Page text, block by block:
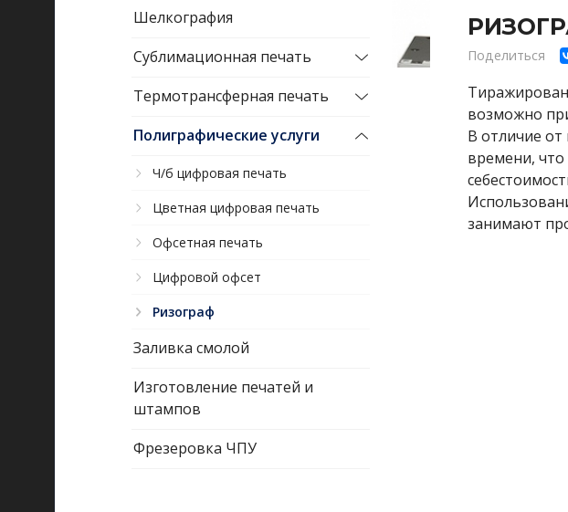
Шелкография
Сублимационная печать
Термотрансферная печать
Полиграфические услуги
Ч/б цифровая печать
Цветная цифровая печать
Офсетная печать
Цифровой офсет
Ризограф
Заливка смолой
Изготовление печатей и
штампов
Фрезеровка ЧПУ
Поделиться
возможно
В отличие от
времени,
занимают